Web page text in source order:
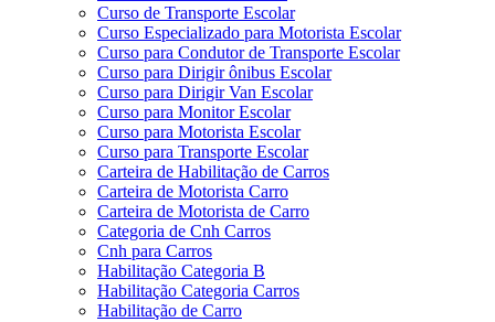
Curso de Transporte Escolar
Curso Especializado para Motorista Escolar
Curso para Condutor de Transporte Escolar
Curso para Dirigir ônibus Escolar
Curso para Dirigir Van Escolar
Curso para Monitor Escolar
Curso para Motorista Escolar
Curso para Transporte Escolar
Carteira de Habilitação de Carros
Carteira de Motorista Carro
Carteira de Motorista de Carro
Categoria de Cnh Carros
Cnh para Carros
Habilitação Categoria B
Habilitação Categoria Carros
Habilitação de Carro